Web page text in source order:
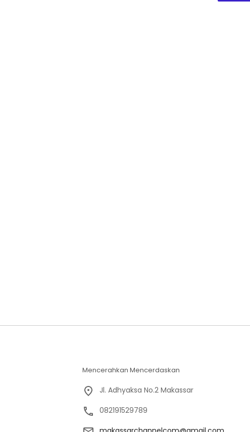
Mencerahkan Mencerdaskan
Jl. Adhyaksa No.2 Makassar
082191529789